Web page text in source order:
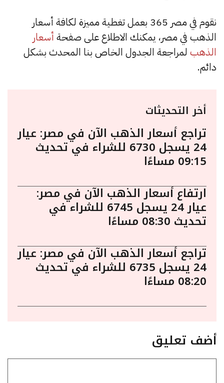
نقوم في مصر 365 بعمل تغطية مميزة لكافة أسعار
الذهب في مصر، يمكنك الاطلاع على صفحة أسعار
الذهب لمراجعة الجدول الخاص بنا المحدث بشكل
دائم.
أخر التحديثات
تراجع أسعار الذهب الآن في مصر: عيار
24 يسجل 6730 للشراء في تحديث
09:15 مساءًا
ارتفاع أسعار الذهب الآن في مصر:
عيار 24 يسجل 6745 للشراء في
تحديث 08:30 مساءًا
تراجع أسعار الذهب الآن في مصر: عيار
24 يسجل 6735 للشراء في تحديث
08:20 مساءًا
أضف تعليق